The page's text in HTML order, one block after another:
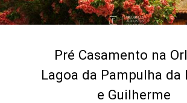
Pré Casamento na
Lagoa da Pampulha da
e Guilherme